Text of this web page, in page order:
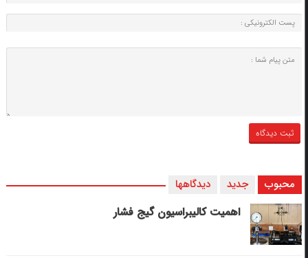
محبوب جدید دیدگاهها
اهمیت کالیبراسیون گیج فشار